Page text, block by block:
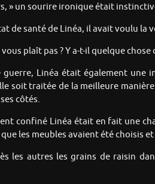
» un sourire ironique était
de santé de Linéa, il avait voulu
plaît pas ? Y a-t-il quelque
guerre, Linéa était également
soit traitée de la meilleure
côtés.
confiné Linéa était en fait une
les meubles avaient été choisis
les autres les grains de raisin